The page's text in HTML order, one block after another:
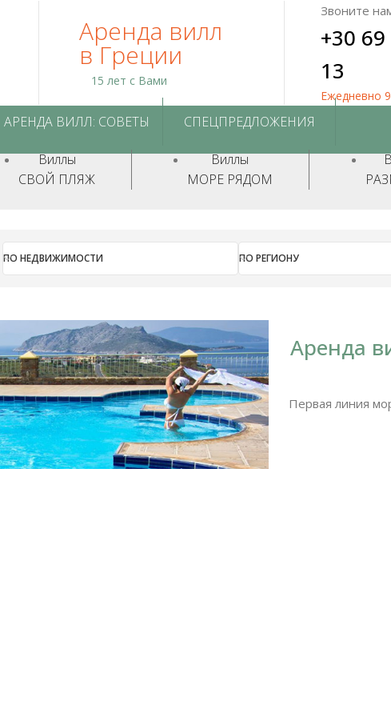
Аренда вилл
в Греции
15 лет с Вами
Звоните
+30
13
Ежедневно
АРЕНДА ВИЛЛ: СОВЕТЫ СПЕЦПРЕДЛОЖЕНИЯ
Виллы
СВОЙ ПЛЯЖ
Виллы
МОРЕ РЯДОМ
ПО НЕДВИЖИМОСТИ ПО РЕГИОНУ
Аренда
Первая линия